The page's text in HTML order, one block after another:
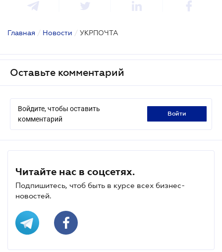
Главная / Новости / УКРПОЧТА
Оставьте комментарий
Войдите, чтобы оставить
комментарий
войти
Читайте нас в соцсетях.
Подпишитесь, чтоб быть в курсе всех бизнес-
новостей.